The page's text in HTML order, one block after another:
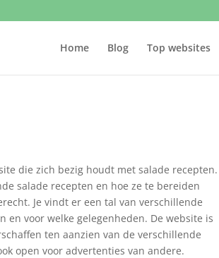
Home Blog Top websites
die zich bezig houdt met salade recepten.
salade recepten en hoe ze te bereiden
Je vindt er een tal van verschillende
en voor welke gelegenheden. De website is
ten aanzien van de verschillende
open voor advertenties van andere.